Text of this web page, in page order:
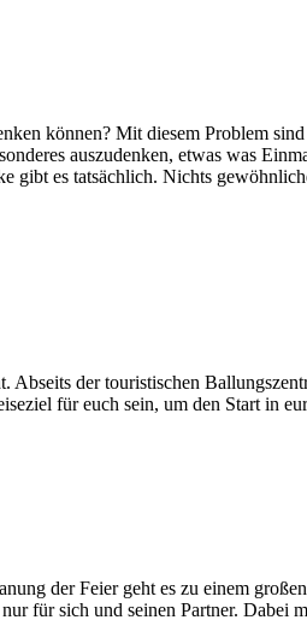
können? Mit diesem Problem
auszudenken, etwas was
gibt es tatsächlich. Nichts
der touristischen
für euch sein, um den Start in
der Feier geht es zu einem
für sich und seinen Partner. Dabei